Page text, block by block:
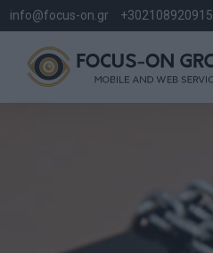
info@focus-on.gr +302108920915